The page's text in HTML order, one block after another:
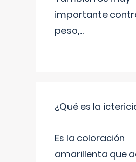
importante
peso,...
¿Qué es la
Es la coloración
amarillenta que